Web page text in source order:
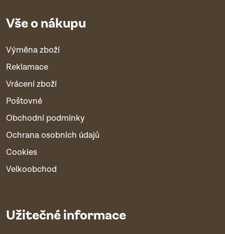
Vše o nákupu
Výměna zboží
Reklamace
Vrácení zboží
Poštovné
Obchodní podmínky
Ochrana osobních údajů
Cookies
Velkoobchod
Užitečné informace